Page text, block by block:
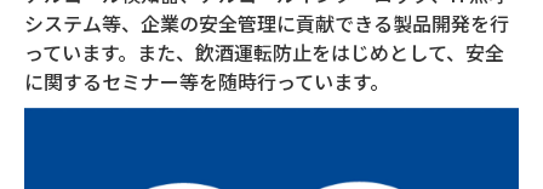
システム等、企業の安全管理に貢献できる製品開発を行
っています。また、飲酒運転防止をはじめとして、安全
に関するセミナー等を随時行っています。